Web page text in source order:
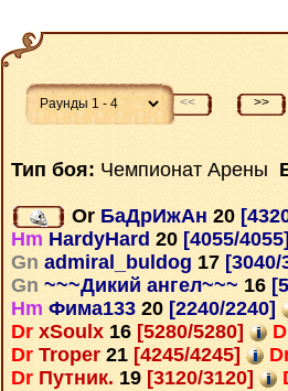
<< >>
Тип боя: Чемпионат Арены
Or БаДрИжАн 20
Hm HardyHard 20 [4055/4055]
Gn admiral_buldog 17 [3040/
Gn ~~~Дикий ангел~~~ 16
Hm Фима133 20 [2240/2240]
Dr xSoulx 16 [5280/5280]
Dr Troper 21 [4245/4245]
Dr Путник. 19 [3120/3120]